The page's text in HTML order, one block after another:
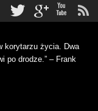
Facebook
Twittergplus
korytarzu życia. Dwa
po drodze.” – Frank